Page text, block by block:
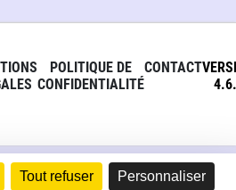
Tout refuser Personnaliser
POLITIQUE DE
CONFIDENTIALITÉ
CONTACT